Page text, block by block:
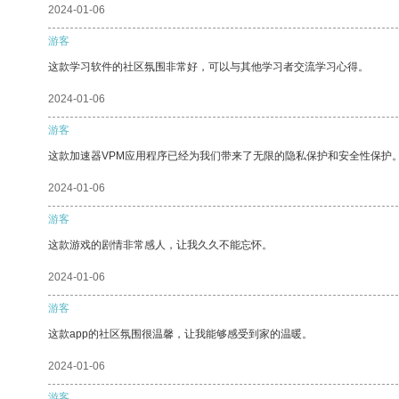
2024-01-06
游客
这款学习软件的社区氛围非常好，可以与其他学习者交流学习心得。
2024-01-06
游客
这款加速器VPM应用程序已经为我们带来了无限的隐私保护和安全性保护
2024-01-06
游客
这款游戏的剧情非常感人，让我久久不能忘怀。
2024-01-06
游客
这款app的社区氛围很温馨，让我能够感受到家的温暖。
2024-01-06